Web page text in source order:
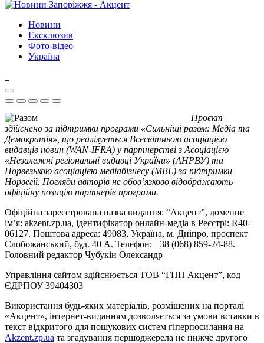
Новини
Ексклюзив
Фото-відео
Україна
Проєкт
здійснено за підтримки програми «Сильніші разом: Медіа та
Демократія», що реалізується Всесвітньою асоціацією
видавців новин (WAN-IFRA) у партнерстві з Асоціацією
«Незалежні регіональні видавці України» (АНРВУ) та
Норвезькою асоціацією медіабізнесу (MBL) за підтримки
Норвегії. Погляди авторів не обов’язково відображають
офіційну позицію партнерів програми.
Офіційна зареєстрована назва видання: “Акцент”, доменне
ім’я: akzent.zp.ua, ідентифікатор онлайн-медіа в Реєстрі: R40-
06127. Поштова адреса: 49083, Україна, м. Дніпро, проспект
Слобожанський, буд. 40 А. Телефон: +38 (068) 859-24-88.
Головний редактор Чубукін Олександр
Управління сайтом здійснюється ТОВ “ГПП Акцент”, код
ЄДРПОУ 39404303
Використання будь-яких матеріалів, розміщених на порталі
«Акцент», інтернет-виданням дозволяється за умови вставки в
текст відкритого для пошукових систем гіперпосилання на
Akzent.zp.ua та згадування першоджерела не нижче другого